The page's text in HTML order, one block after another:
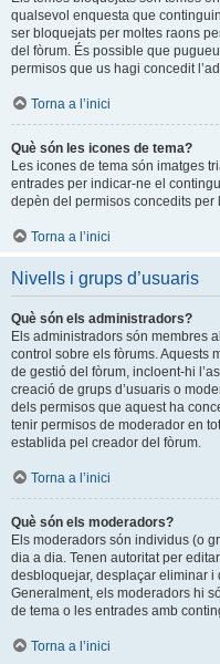
qualsevol enquesta que
ser bloquejats per moltes raons
del fòrum. És possible que
permisos que us hagi concedit
Torna a l’inici
Què són les icones de tema?
Les icones de tema són imatges
entrades per indicar-ne el
depèn del permisos concedits per
Torna a l’inici
Nivells i grups d’usuaris
Què són els administradors?
Els administradors són membres
control sobre els fòrums. Aquests
de gestió del fòrum, incloent-hi
creació de grups d’usuaris o
dels permisos que aquest ha
tenir permisos de moderador en
establida pel creador del fòrum.
Torna a l’inici
Què són els moderadors?
Els moderadors són individus (o
dia a dia. Tenen autoritat per
desbloquejar, desplaçar eliminar
Generalment, els moderadors hi
de tema o les entrades amb
Torna a l’inici